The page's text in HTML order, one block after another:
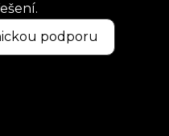
podporu